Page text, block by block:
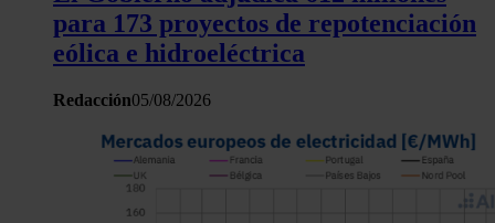
para 173 proyectos de repotenciación
eólica e hidroeléctrica
Redacción05/08/2026